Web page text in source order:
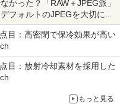
かった？「RAW＋JPEG派」
ォルトのJPEGを大切にす
目：高密閉で保冷効果が高い
目：放射冷却素材を採用した
もっと見る